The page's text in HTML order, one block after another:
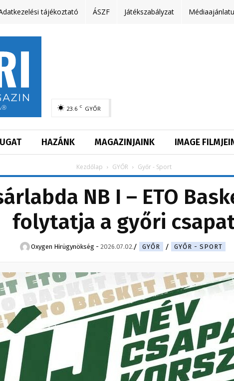
tájékoztató ÁSZF Játékszabályzat
23.6 C GYŐR
HAZÁNK MAGAZINJAINK IMAGE
Kezdőlap GYŐR Győr - Sport
NB I – ETO
folytatja a győri
Oxygen Hirügynökség - 2026.07.02. GYŐR GYŐR - SPORT